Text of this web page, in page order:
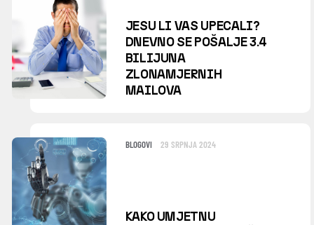
JESU LI VAS UPECALI?
DNEVNO SE POŠALJE 3.4
BILIJUNA
ZLONAMJERNIH
MAILOVA
BLOGOVI 29 SRPNJA 2024
KAKO UMJETNU